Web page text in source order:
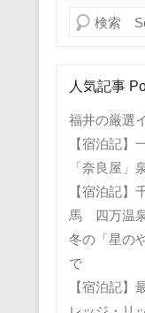
検索
人気記事
福井の厳選
【宿泊記】
「奈良屋」
【宿泊記】
馬 四万温
冬の「星の
で
【宿泊記】